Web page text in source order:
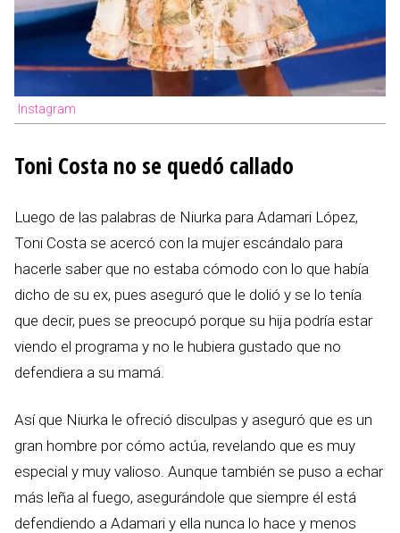
Instagram
Toni Costa no se quedó callado
Luego de las palabras de Niurka para Adamari López,
Toni Costa se acercó con la mujer escándalo para
hacerle saber que no estaba cómodo con lo que había
dicho de su ex, pues aseguró que le dolió y se lo tenía
que decir, pues se preocupó porque su hija podría estar
viendo el programa y no le hubiera gustado que no
defendiera a su mamá.
Así que Niurka le ofreció disculpas y aseguró que es un
gran hombre por cómo actúa, revelando que es muy
especial y muy valioso. Aunque también se puso a echar
más leña al fuego, asegurándole que siempre él está
defendiendo a Adamari y ella nunca lo hace y menos